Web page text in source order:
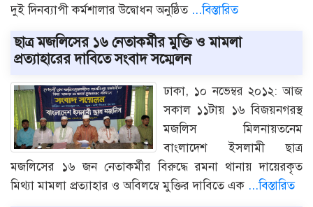
দুই দিনব্যাপী কর্মশালার উদ্বোধন অনুষ্ঠিত ...বিস্তারিত
ছাত্র মজলিসের ১৬ নেতাকর্মীর মুক্তি ও মামলা
প্রত্যাহারের দাবিতে সংবাদ সম্মেলন
ঢাকা, ১০ নভেম্বর ২০১২: আজ
সকাল ১১টায় ১৬ বিজয়নগরস্থ
মজলিস মিলনায়তনেম
বাংলাদেশ ইসলামী ছাত্র
মজলিসের ১৬ জন নেতাকর্মীর বিরুদ্ধে রমনা থানায় দায়েরকৃত
মিথ্যা মামলা প্রত্যাহার ও অবিলম্বে মুক্তির দাবিতে এক ...বিস্তারিত